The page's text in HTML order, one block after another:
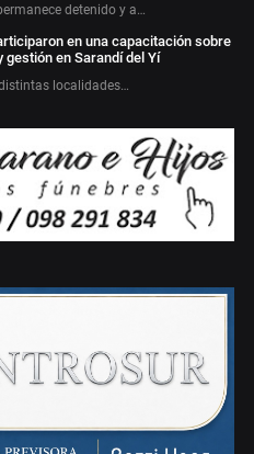
detenido y a…
en una capacitación sobre
en Sarandí del Yí
localidades…